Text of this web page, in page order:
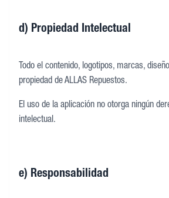
d) Propiedad Intelectual
Todo el contenido, logotipos, marcas,
propiedad de ALLAS Repuestos.
El uso de la aplicación no otorga ningún
intelectual.
e) Responsabilidad